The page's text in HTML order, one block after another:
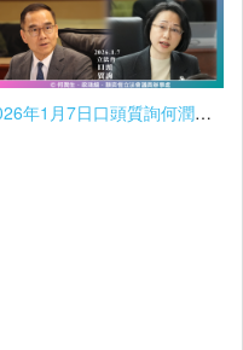
2026年1月7日口頭質詢何潤生議員提問及司長回覆